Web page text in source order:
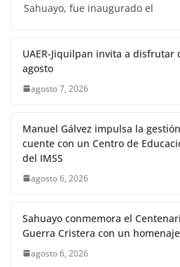
Sahuayo, fue inaugurado el
UAER-Jiquilpan invita a
agosto
agosto 7, 2026
Manuel Gálvez impulsa la
cuente con un Centro de
del IMSS
agosto 6, 2026
Sahuayo conmemora el
Guerra Cristera con un
agosto 6, 2026